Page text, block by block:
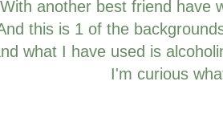
With another best friend have
this is 1 of the
what I have used is
I'm curious